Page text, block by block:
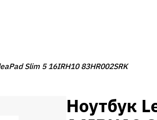
Slim 5 16IRH10 83HR002SRK
Ноутбук